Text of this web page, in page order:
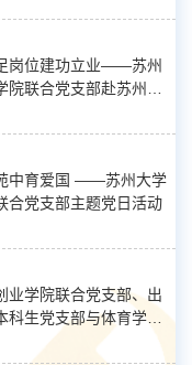
岗位建功立业——苏州
联合党支部赴苏州市
中育爱国 ——苏州大学
合党支部主题党日活动
业学院联合党支部、出
生党支部与体育学院
题党日活动